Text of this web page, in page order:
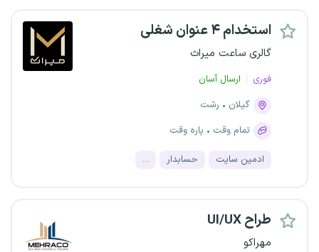
استخدام ۴ عنوان شغلی
گالری ساعت میراث
فوری
ارسال آسان
گیلان
رشت
تمام وقت
پاره وقت
ادمین سایت حسابدار ...
طراح UI/UX
مهراکو